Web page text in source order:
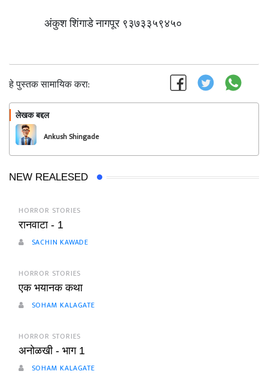
अंकुश शिंगाडे नागपूर ९३७३३५९४५०
हे पुस्तक सामायिक करा:
लेखक बद्दल
Ankush Shingade
NEW REALESED
HORROR STORIES
रानवाटा - 1
SACHIN KAWADE
HORROR STORIES
एक भयानक कथा
SOHAM KALAGATE
HORROR STORIES
अनोळखी - भाग 1
SOHAM KALAGATE